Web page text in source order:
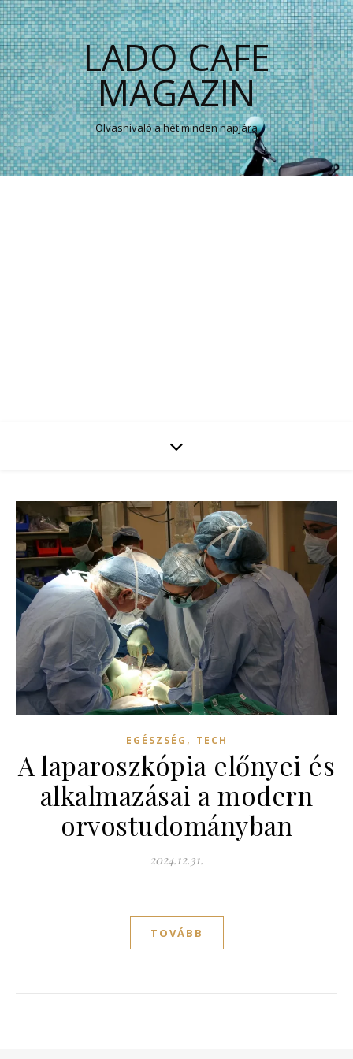
LADO CAFE
MAGAZIN
Olvasnivaló a hét minden napjára
EGÉSZSÉG , TECH
A laparoszkópia előnyei és
alkalmazásai a modern
orvostudományban
2024.12.31.
TOVÁBB